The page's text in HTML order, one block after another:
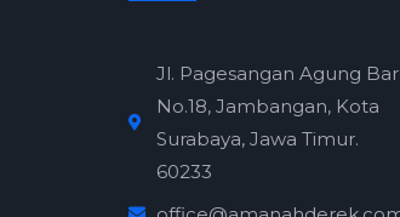
Jl. Pagesangan Agung
No.18, Jambangan, Kota
Surabaya, Jawa Timur.
60233